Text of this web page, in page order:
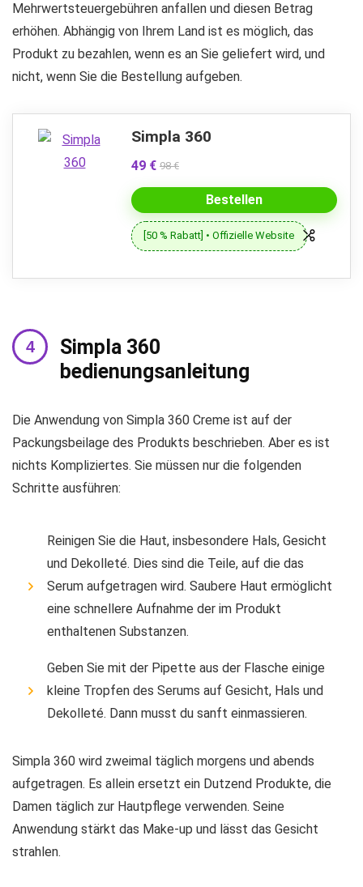
Mehrwertsteuergebühren anfallen und diesen Betrag
erhöhen. Abhängig von Ihrem Land ist es möglich, das
Produkt zu bezahlen, wenn es an Sie geliefert wird, und
nicht, wenn Sie die Bestellung aufgeben.
Simpla 360
49 € 98 €
Bestellen
[50 % Rabatt] • Offizielle Website
Simpla 360
bedienungsanleitung
Die Anwendung von Simpla 360 Creme ist auf der
Packungsbeilage des Produkts beschrieben. Aber es ist
nichts Kompliziertes. Sie müssen nur die folgenden
Schritte ausführen:
Reinigen Sie die Haut, insbesondere Hals, Gesicht
und Dekolleté. Dies sind die Teile, auf die das
Serum aufgetragen wird. Saubere Haut ermöglicht
eine schnellere Aufnahme der im Produkt
enthaltenen Substanzen.
Geben Sie mit der Pipette aus der Flasche einige
kleine Tropfen des Serums auf Gesicht, Hals und
Dekolleté. Dann musst du sanft einmassieren.
Simpla 360 wird zweimal täglich morgens und abends
aufgetragen. Es allein ersetzt ein Dutzend Produkte, die
Damen täglich zur Hautpflege verwenden. Seine
Anwendung stärkt das Make-up und lässt das Gesicht
strahlen.